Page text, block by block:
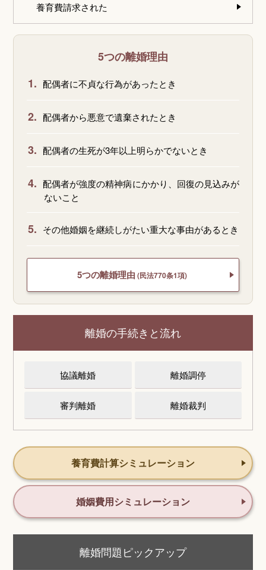
養育費請求された
5つの離婚理由
1. 配偶者に不貞な行為があったとき
2. 配偶者から悪意で遺棄されたとき
3. 配偶者の生死が3年以上明らかでないとき
4. 配偶者が強度の精神病にかかり、回復の見込みが
ないこと
5. その他婚姻を継続しがたい重大な事由があるとき
5つの離婚理由 (民法770条1項)
離婚の手続きと流れ
協議離婚 離婚調停
審判離婚 離婚裁判
養育費計算シミュレーション
婚姻費用シミュレーション
離婚問題ピックアップ